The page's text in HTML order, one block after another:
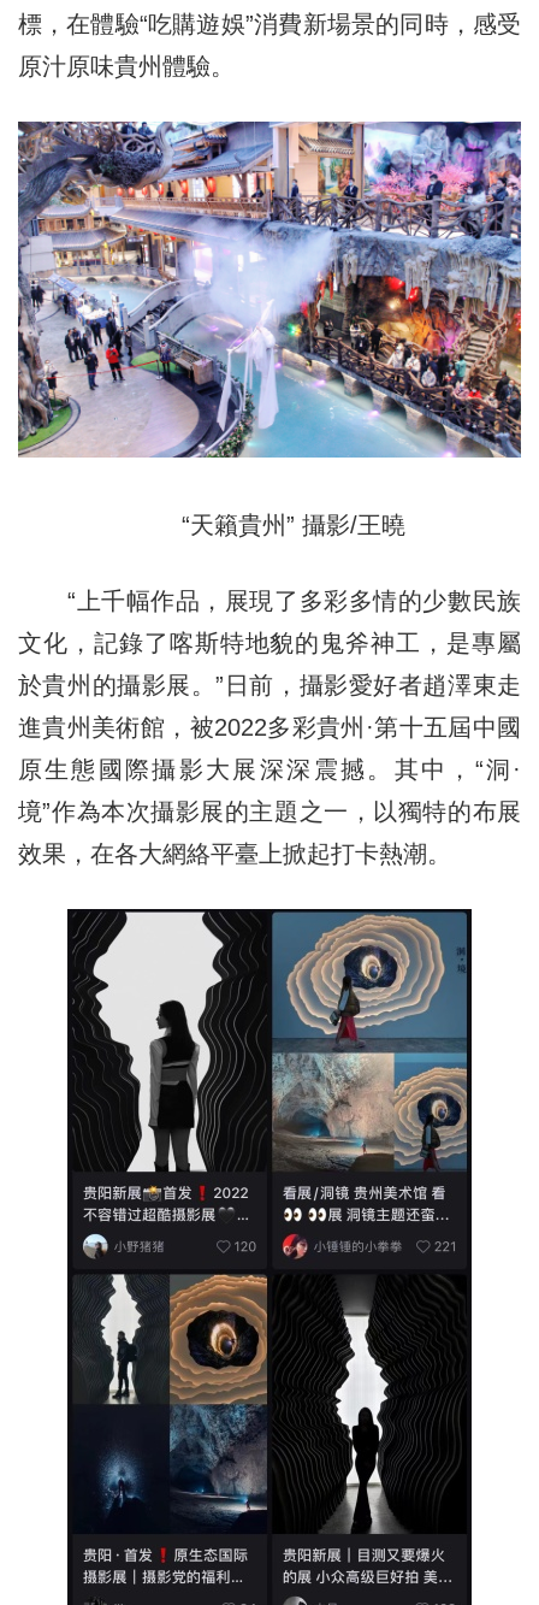
標，在體驗“吃購遊娛”消費新場景的同時，感受
原汁原味貴州體驗。
“天籟貴州” 攝影/王曉
“上千幅作品，展現了多彩多情的少數民族
文化，記錄了喀斯特地貌的鬼斧神工，是專屬
於貴州的攝影展。”日前，攝影愛好者趙澤東走
進貴州美術館，被2022多彩貴州·第十五屆中國
原生態國際攝影大展深深震撼。其中，“洞·
境”作為本次攝影展的主題之一，以獨特的布展
效果，在各大網絡平臺上掀起打卡熱潮。